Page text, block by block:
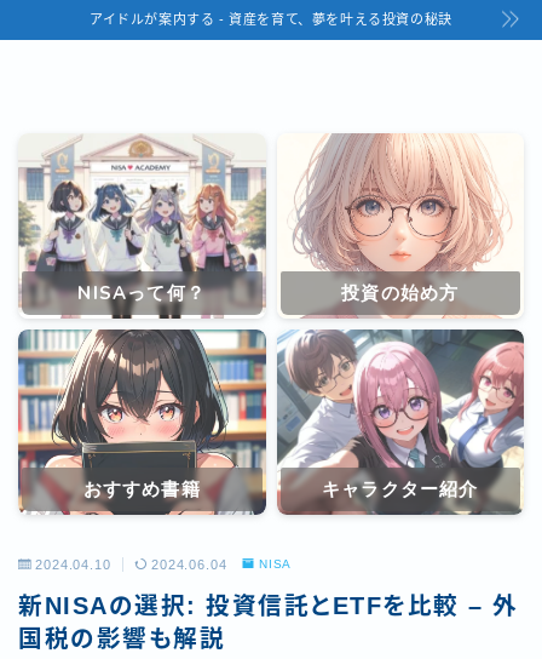
アイドルが案内する - 資産を育て、夢を叶える投資の秘訣
NISAって何？ 投資の始め方
おすすめ書籍 キャラクター紹介
2024.04.10 2024.06.04 NISA
新NISAの選択: 投資信託とETFを比較 – 外
国税の影響も解説